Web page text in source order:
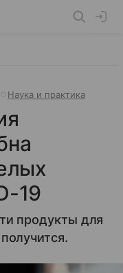
Наука и практика
19
продукты для